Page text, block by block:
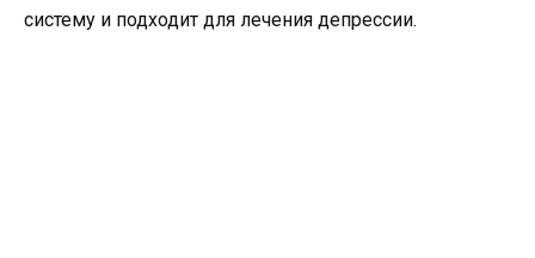
систему и подходит для лечения депрессии.